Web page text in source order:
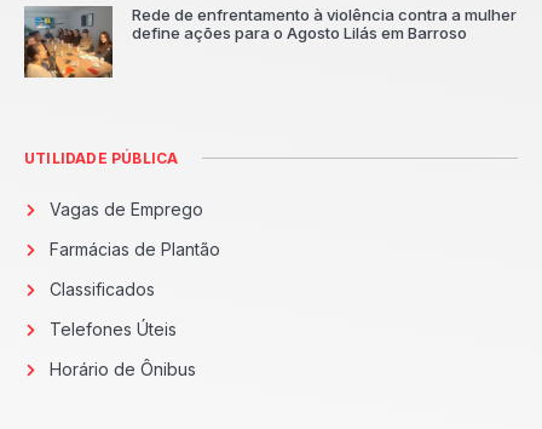
Rede de enfrentamento à violência contra a mulher
define ações para o Agosto Lilás em Barroso
UTILIDADE PÚBLICA
Vagas de Emprego
Farmácias de Plantão
Classificados
Telefones Úteis
Horário de Ônibus